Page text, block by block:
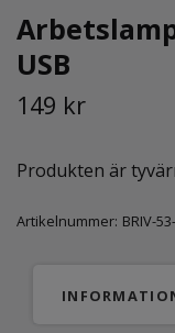
USB
149 kr
Produkten är
Artikelnummer: BRIV-